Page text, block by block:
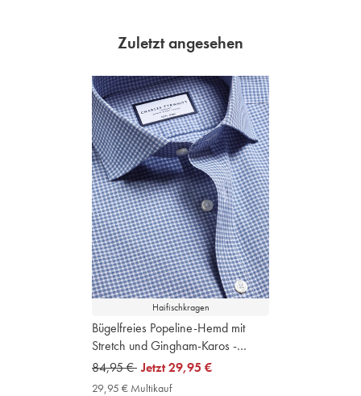
Zuletzt angesehen
Haifischkragen
Bügelfreies Popeline-Hemd mit
Stretch und Gingham-Karos -
Königsblau
was
84,95
84,95 € now
29,95
Jetzt29,95 €
29,95 € Multikauf29,95